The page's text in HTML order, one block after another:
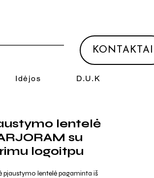
Idėjos D.U.K
KONTAKTAI
lentelė
su
logoitpu
pjaustymo lentelė pagaminta iš